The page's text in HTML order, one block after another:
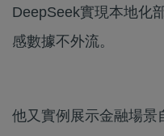
DeepSeek實現本地化
感數據不外流。
他又實例展示金融場景